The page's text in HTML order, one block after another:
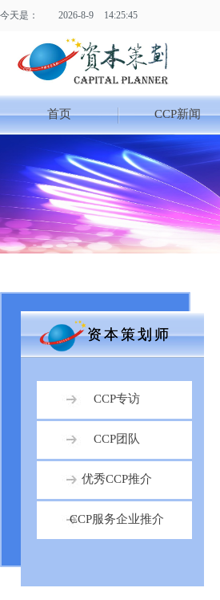
今天是： 2026-8-9 14:25:46
首页 CCP新闻
资本策划师
资本策划师
CCP专访
CCP团队
优秀CCP推介
CCP服务企业推介